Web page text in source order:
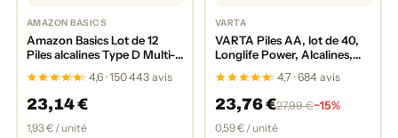
AMAZON BASICS
Amazon Basics Lot de 12
Piles alcalines Type D Multi-
Conservation de 5 Ans
4,6 · 150 443 avis
23,14 €
1,93 € / unité
VARTA
VARTA Piles AA, lot de 40,
Longlife Power, Alcalines,
souris sans fil, lampes de
poche, Made in Germany
4,7 · 684 avis
23,76 €27,99 €−15%
0,59 € / unité